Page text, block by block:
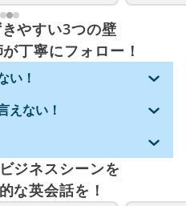
やすい3つの壁
丁寧にフォロー！
い！
えない！
ジネスシーンを
な英会話を！